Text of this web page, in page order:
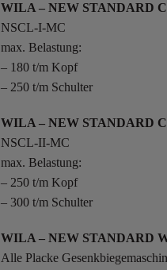
WILA – NEW STANDARD
NSCL-I-MC
max. Belastung:
– 180 t/m Kopf
– 250 t/m Schulter
WILA – NEW STANDARD
NSCL-II-MC
max. Belastung:
– 250 t/m Kopf
– 300 t/m Schulter
WILA – NEW STANDARD
Alle Placke